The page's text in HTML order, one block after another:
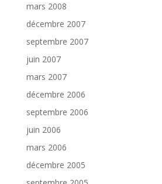
mars 2008
décembre 2007
septembre 2007
juin 2007
mars 2007
décembre 2006
septembre 2006
juin 2006
mars 2006
décembre 2005